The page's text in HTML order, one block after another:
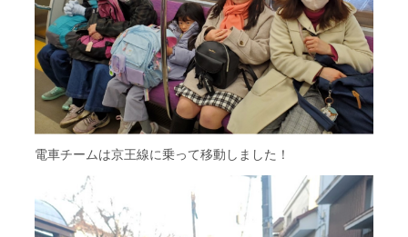
電車チームは京王線に乗って移動しました！